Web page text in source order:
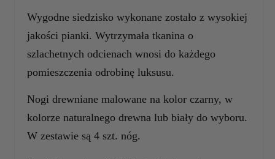
Wygodne siedzisko wykonane zostało z wysokiej
jakości pianki. Wytrzymała tkanina o
szlachetnych odcienach wnosi do każdego
pomieszczenia odrobinę luksusu.
Nogi drewniane malowane na kolor czarny, w
kolorze naturalnego drewna lub biały do wyboru.
W zestawie są 4 szt. nóg.